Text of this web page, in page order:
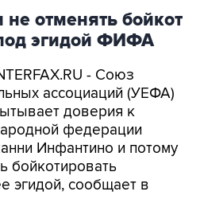
отменять бойкот
эгидой ФИФА
- Союз
ассоциаций (УЕФА)
доверия к
федерации
Инфантино и потому
бойкотировать
эгидой, сообщает в